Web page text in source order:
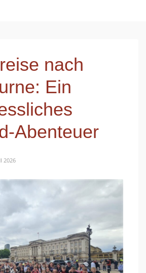
nach
Ein
Abenteuer
2026